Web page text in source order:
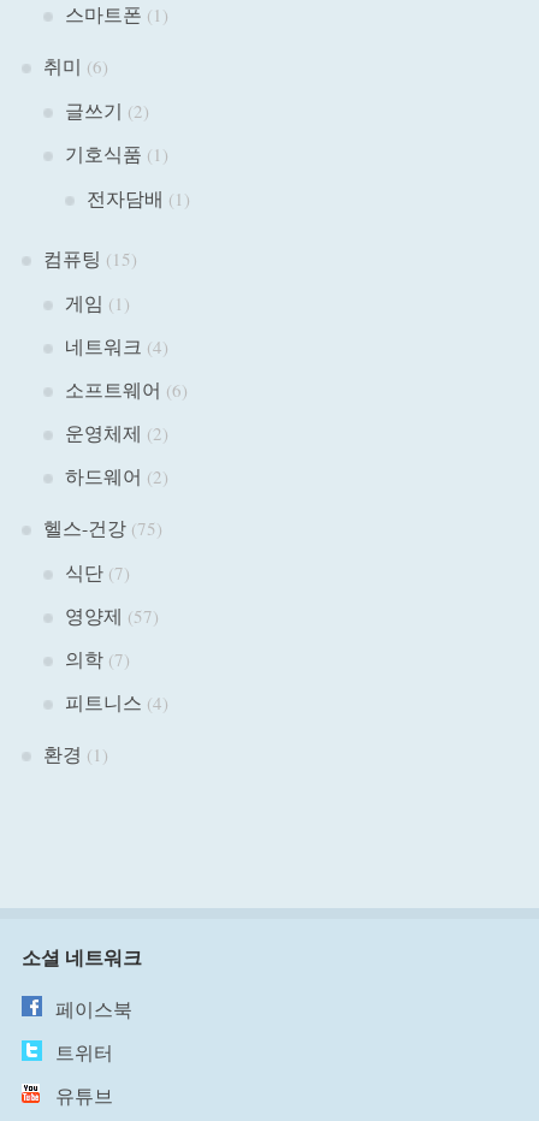
스마트폰 (1)
취미 (6)
글쓰기 (2)
기호식품 (1)
전자담배 (1)
컴퓨팅 (15)
게임 (1)
네트워크 (4)
소프트웨어 (6)
운영체제 (2)
하드웨어 (2)
헬스-건강(75)
식단(7)
영양제 (57)
의학(7)
피트니스 (4)
환경 (1)
소셜 네트워크
페이스북
트위터
유튜브